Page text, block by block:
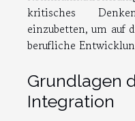
kritisches
einzubetten, um auf
berufliche
Grundlagen
Integration